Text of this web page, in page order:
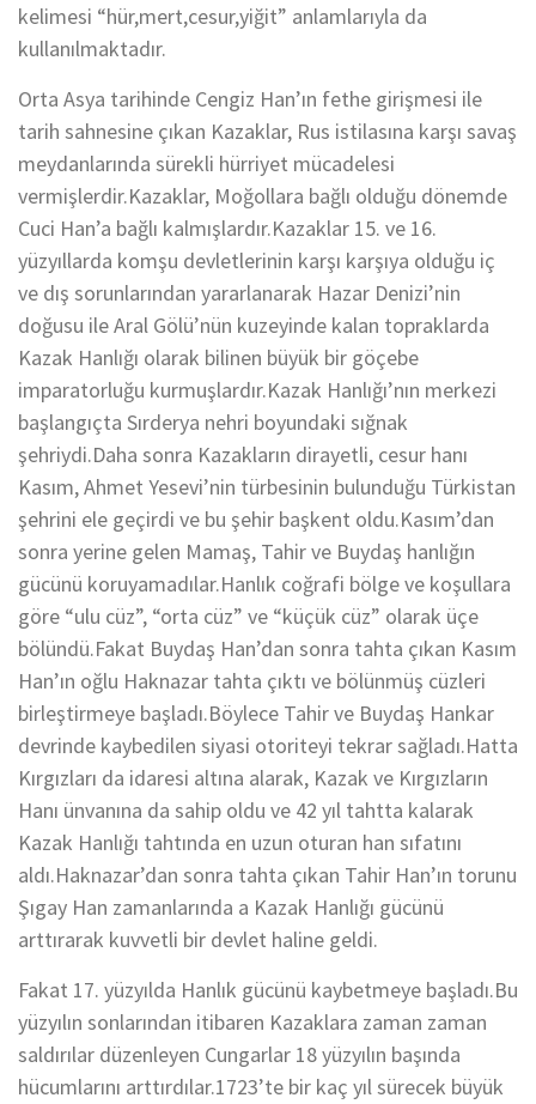
kelimesi “hür,mert,cesur,yiğit” anlamlarıyla da
kullanılmaktadır.
Orta Asya tarihinde Cengiz Han’ın fethe girişmesi ile
tarih sahnesine çıkan Kazaklar, Rus istilasına karşı savaş
meydanlarında sürekli hürriyet mücadelesi
vermişlerdir.Kazaklar, Moğollara bağlı olduğu dönemde
Cuci Han’a bağlı kalmışlardır.Kazaklar 15. ve 16.
yüzyıllarda komşu devletlerinin karşı karşıya olduğu iç
ve dış sorunlarından yararlanarak Hazar Denizi’nin
doğusu ile Aral Gölü’nün kuzeyinde kalan topraklarda
Kazak Hanlığı olarak bilinen büyük bir göçebe
imparatorluğu kurmuşlardır.Kazak Hanlığı’nın merkezi
başlangıçta Sırderya nehri boyundaki sığnak
şehriydi.Daha sonra Kazakların dirayetli, cesur hanı
Kasım, Ahmet Yesevi’nin türbesinin bulunduğu Türkistan
şehrini ele geçirdi ve bu şehir başkent oldu.Kasım’dan
sonra yerine gelen Mamaş, Tahir ve Buydaş hanlığın
gücünü koruyamadılar.Hanlık coğrafi bölge ve koşullara
göre “ulu cüz”, “orta cüz” ve “küçük cüz” olarak üçe
bölündü.Fakat Buydaş Han’dan sonra tahta çıkan Kasım
Han’ın oğlu Haknazar tahta çıktı ve bölünmüş cüzleri
birleştirmeye başladı.Böylece Tahir ve Buydaş Hankar
devrinde kaybedilen siyasi otoriteyi tekrar sağladı.Hatta
Kırgızları da idaresi altına alarak, Kazak ve Kırgızların
Hanı ünvanına da sahip oldu ve 42 yıl tahtta kalarak
Kazak Hanlığı tahtında en uzun oturan han sıfatını
aldı.Haknazar’dan sonra tahta çıkan Tahir Han’ın torunu
Şıgay Han zamanlarında a Kazak Hanlığı gücünü
arttırarak kuvvetli bir devlet haline geldi.
Fakat 17. yüzyılda Hanlık gücünü kaybetmeye başladı.Bu
yüzyılın sonlarından itibaren Kazaklara zaman zaman
saldırılar düzenleyen Cungarlar 18 yüzyılın başında
hücumlarını arttırdılar.1723’te bir kaç yıl sürecek büyük